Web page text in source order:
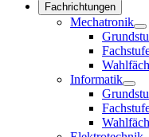
Fachrichtungen
Mechatronik
Informatik